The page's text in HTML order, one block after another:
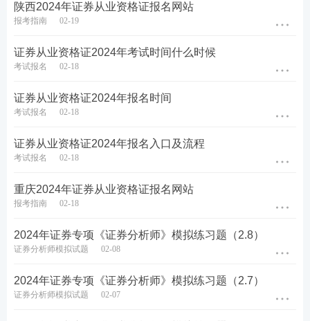
立即试听>>
答疑互助：添加233网校证券从业学霸君微信号【
进步相约拿证！
拟试题、历年真题、易错题……海量试题任你刷！
——做题，包括章节练习、每日一练、模拟试题、历
载>>】
陕西2024年证券从业资格证报名网站
报考指南 02-19
证券从业资格证2024年考试时间什么时候
考试报名 02-18
证券从业资格证2024年报名时间
考试报名 02-18
证券从业资格证2024年报名入口及流程
考试报名 02-18
重庆2024年证券从业资格证报名网站
报考指南 02-18
2024年证券专项《证券分析师》模拟练习题（2.8）
证券分析师模拟试题 02-08
2024年证券专项《证券分析师》模拟练习题（2.7）
证券分析师模拟试题 02-07